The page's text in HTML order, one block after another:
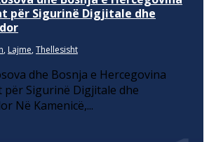
për Sigurinë Digjitale dhe
, Lajme, Thellesisht
dhe Bosnja e Hercegovina
për Sigurinë Digjitale dhe
Në Kamenicë,...